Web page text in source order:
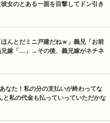
女のとある一面を目撃してドン引き
んとだミニ戸建だねｗ」義兄「お前
兄嫁「…」→その後、義兄嫁がネチネ
なた！私の分の支払いが終わってな
私の代金も払っていっていただかな